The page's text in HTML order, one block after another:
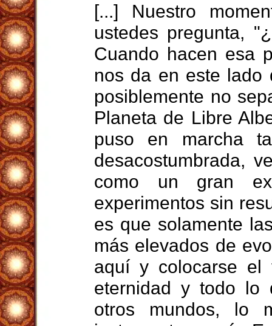
[...] Nuestro
ustedes pregunta,
Cuando hacen esa
nos da en este lado
posiblemente no
Planeta de Libre
puso en marcha
desacostumbrada,
como un gran
experimentos sin
es que solamente
más elevados de
aquí y colocarse el
eternidad y todo lo
otros mundos, lo